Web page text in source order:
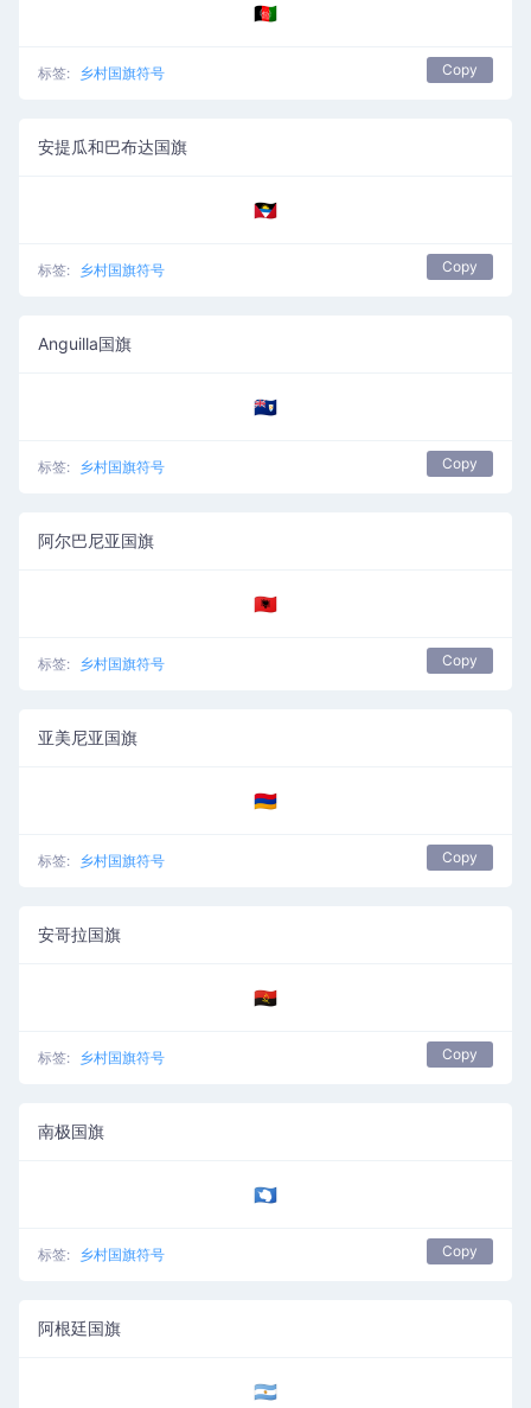
🇦🇫
标签: 乡村国旗符号 Copy
安提瓜和巴布达国旗
🇦🇬
标签: 乡村国旗符号 Copy
Anguilla国旗
🇦🇮
标签: 乡村国旗符号 Copy
阿尔巴尼亚国旗
🇦🇱
标签: 乡村国旗符号 Copy
亚美尼亚国旗
🇦🇲
标签: 乡村国旗符号 Copy
安哥拉国旗
🇦🇴
标签: 乡村国旗符号 Copy
南极国旗
🇦🇶
标签: 乡村国旗符号 Copy
阿根廷国旗
🇦🇷